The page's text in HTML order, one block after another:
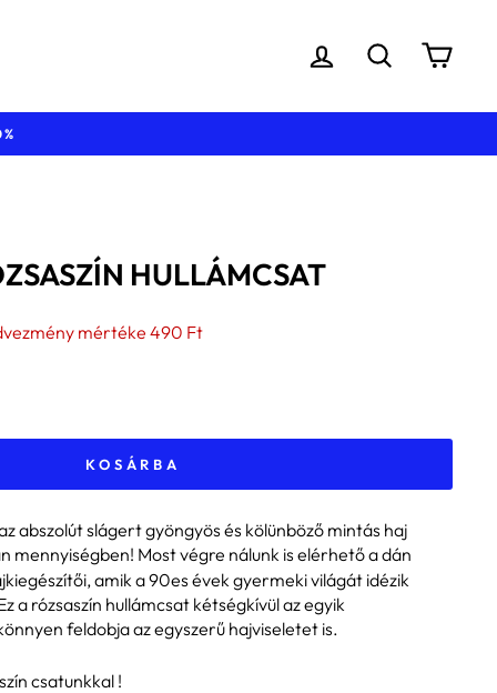
BEJELENTKEZÉS
KERESÉS
HULLÁMCSAT
mértéke 490 Ft
KOSÁRBA
abszolút slágert gyöngyös és kölünböző mintás haj
mennyiségben! Most végre nálunk is elérhető a dán
amik a 90es évek gyermeki világát idézik
a rózsaszín hullámcsat kétségkívül az egyik
feldobja az egyszerű hajviseletet is.
csatunkkal !